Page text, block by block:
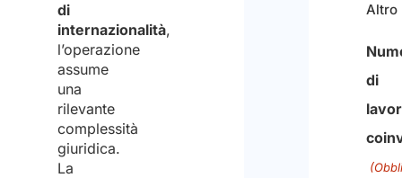
di
internazionalità,
l’operazione
assume
una
rilevante
complessità
giuridica.
La
Altro
di